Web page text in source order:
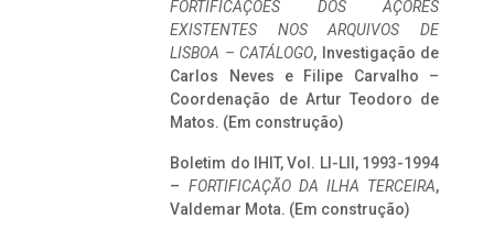
FORTIFICAÇÕES DOS AÇORES
EXISTENTES NOS ARQUIVOS DE
LISBOA – CATÁLOGO, Investigação de
Carlos Neves e Filipe Carvalho –
Coordenação de Artur Teodoro de
Matos. (Em construção)
Boletim do IHIT, Vol. LI-LII, 1993-1994
– FORTIFICAÇÃO DA ILHA TERCEIRA,
Valdemar Mota. (Em construção)